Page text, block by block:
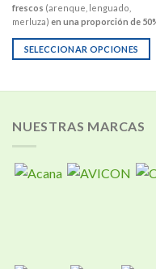
frescos (arenque, lenguado,
merluza) en una proporción de
SELECCIONAR OPCIONES
variantes.
opciones
NUESTRAS MARCAS